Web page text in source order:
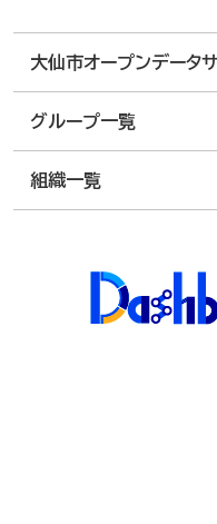
大仙市オープンデータ
グループ一覧
組織一覧
せん
クセス可能ですAPI(see